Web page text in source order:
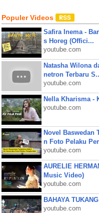
Populer Videos
Safira Inema -
s Horeg (Offici...
youtube.com
Natasha Wilona
netron Terbaru
youtube.com
Nella Kharisma -
youtube.com
Novel Baswedan
n Foto Pelaku
youtube.com
AURELIE
Music Video)
youtube.com
BAHAYA
youtube.com